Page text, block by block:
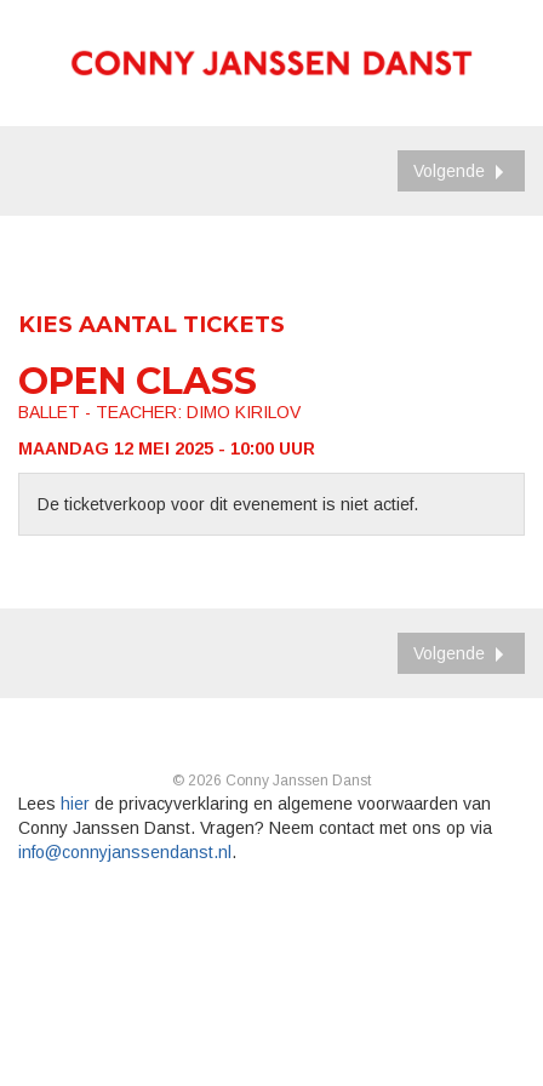
Volgende
KIES AANTAL TICKETS
OPEN CLASS
BALLET - TEACHER: DIMO KIRILOV
MAANDAG 12 MEI 2025 - 10:00 UUR
De ticketverkoop voor dit evenement is niet actief.
Volgende
© 2026 Conny Janssen Danst
Lees hier de privacyverklaring en algemene voorwaarden van
Conny Janssen Danst. Vragen? Neem contact met ons op via
info@connyjanssendanst.nl .